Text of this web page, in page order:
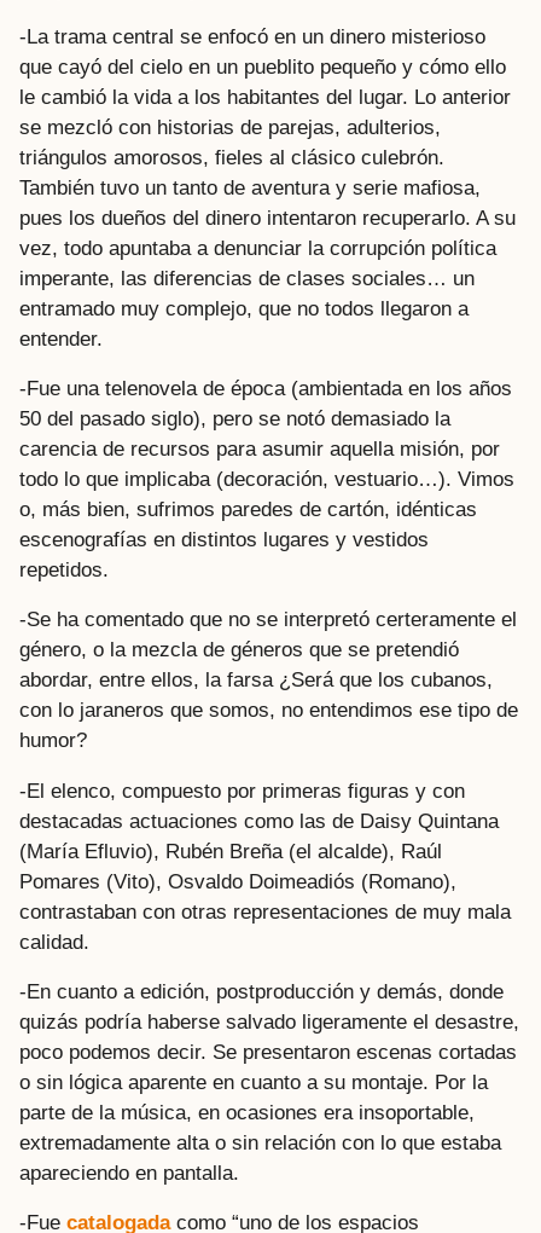
-La trama central se enfocó en un dinero misterioso
que cayó del cielo en un pueblito pequeño y cómo ello
le cambió la vida a los habitantes del lugar. Lo anterior
se mezcló con historias de parejas, adulterios,
triángulos amorosos, fieles al clásico culebrón.
También tuvo un tanto de aventura y serie mafiosa,
pues los dueños del dinero intentaron recuperarlo. A su
vez, todo apuntaba a denunciar la corrupción política
imperante, las diferencias de clases sociales… un
entramado muy complejo, que no todos llegaron a
entender.
-Fue una telenovela de época (ambientada en los años
50 del pasado siglo), pero se notó demasiado la
carencia de recursos para asumir aquella misión, por
todo lo que implicaba (decoración, vestuario…). Vimos
o, más bien, sufrimos paredes de cartón, idénticas
escenografías en distintos lugares y vestidos
repetidos.
-Se ha comentado que no se interpretó certeramente el
género, o la mezcla de géneros que se pretendió
abordar, entre ellos, la farsa ¿Será que los cubanos,
con lo jaraneros que somos, no entendimos ese tipo de
humor?
-El elenco, compuesto por primeras figuras y con
destacadas actuaciones como las de Daisy Quintana
(María Efluvio), Rubén Breña (el alcalde), Raúl
Pomares (Vito), Osvaldo Doimeadiós (Romano),
contrastaban con otras representaciones de muy mala
calidad.
-En cuanto a edición, postproducción y demás, donde
quizás podría haberse salvado ligeramente el desastre,
poco podemos decir. Se presentaron escenas cortadas
o sin lógica aparente en cuanto a su montaje. Por la
parte de la música, en ocasiones era insoportable,
extremadamente alta o sin relación con lo que estaba
apareciendo en pantalla.
-Fue catalogadacomo “uno de los espacios